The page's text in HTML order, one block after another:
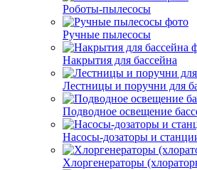
Роботы-пылесосы
Ручные пылесосы
Накрытия для бассейна
Лестницы и поручни для
Подводное освещение
Насосы-дозаторы и
Хлоргенераторы